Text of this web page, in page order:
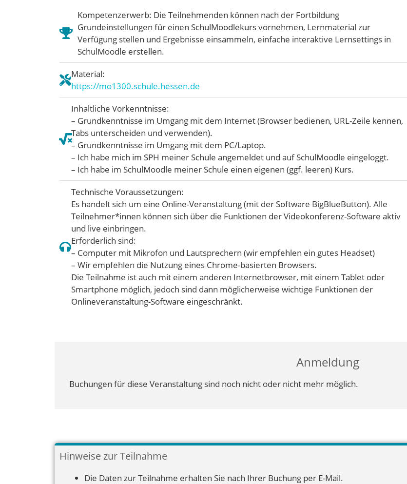
Kompetenzerwerb: Die Teilnehmenden können nach der Fortbildung
Grundeinstellungen für einen SchulMoodlekurs vornehmen, Lernmaterial zur
Verfügung stellen und Ergebnisse einsammeln, einfache interaktive Lernsettings in
SchulMoodle erstellen.
Material:
https://mo1300.schule.hessen.de
Inhaltliche Vorkenntnisse:
– Grundkenntnisse im Umgang mit dem Internet (Browser bedienen, URL-Zeile kennen,
Tabs unterscheiden und verwenden).
– Grundkenntnisse im Umgang mit dem PC/Laptop.
– Ich habe mich im SPH meiner Schule angemeldet und auf SchulMoodle eingeloggt.
– Ich habe im SchulMoodle meiner Schule einen eigenen (ggf. leeren) Kurs.
Technische Voraussetzungen:
Es handelt sich um eine Online-Veranstaltung (mit der Software BigBlueButton). Alle
Teilnehmer*innen können sich über die Funktionen der Videokonferenz-Software aktiv
und live einbringen.
Erforderlich sind:
– Computer mit Mikrofon und Lautsprechern (wir empfehlen ein gutes Headset)
– Wir empfehlen die Nutzung eines Chrome-basierten Browsers.
Die Teilnahme ist auch mit einem anderen Internetbrowser, mit einem Tablet oder
Smartphone möglich, jedoch sind dann möglicherweise wichtige Funktionen der
Onlineveranstaltung-Software eingeschränkt.
Anmeldung
Buchungen für diese Veranstaltung sind noch nicht oder nicht mehr möglich.
Hinweise zur Teilnahme
Die Daten zur Teilnahme erhalten Sie nach Ihrer Buchung per E-Mail.